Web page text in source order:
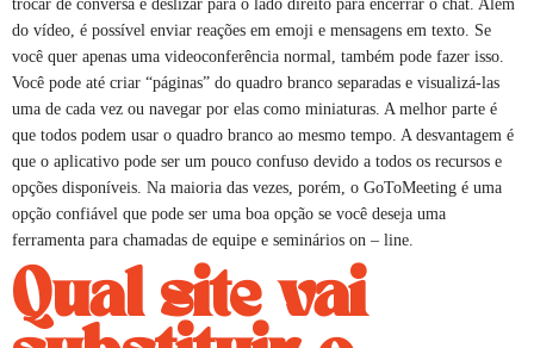
trocar de conversa e deslizar para o lado direito para encerrar o chat. Além
do vídeo, é possível enviar reações em emoji e mensagens em texto. Se
você quer apenas uma videoconferência normal, também pode fazer isso.
Você pode até criar “páginas” do quadro branco separadas e visualizá-las
uma de cada vez ou navegar por elas como miniaturas. A melhor parte é
que todos podem usar o quadro branco ao mesmo tempo. A desvantagem é
que o aplicativo pode ser um pouco confuso devido a todos os recursos e
opções disponíveis. Na maioria das vezes, porém, o GoToMeeting é uma
opção confiável que pode ser uma boa opção se você deseja uma
ferramenta para chamadas de equipe e seminários on – line.
Qual site vai